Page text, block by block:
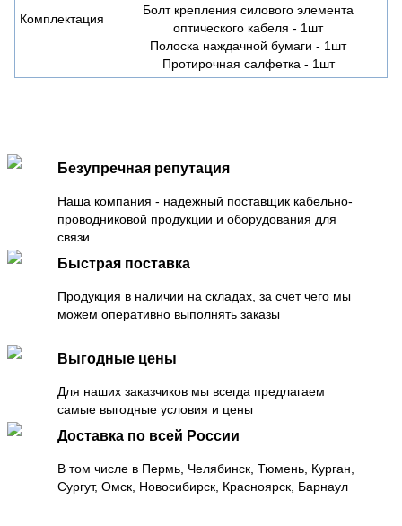
Комплектация
Болт крепления силового элемента
оптического кабеля - 1шт
Полоска наждачной бумаги - 1шт
Протирочная салфетка - 1шт
Безупречная репутация
Наша компания - надежный поставщик кабельно-
проводниковой продукции и оборудования для
связи
Быстрая поставка
Продукция в наличии на складах, за счет чего мы
можем оперативно выполнять заказы
Выгодные цены
Для наших заказчиков мы всегда предлагаем
самые выгодные условия и цены
Доставка по всей России
В том числе в Пермь, Челябинск, Тюмень, Курган,
Сургут, Омск, Новосибирск, Красноярск, Барнаул